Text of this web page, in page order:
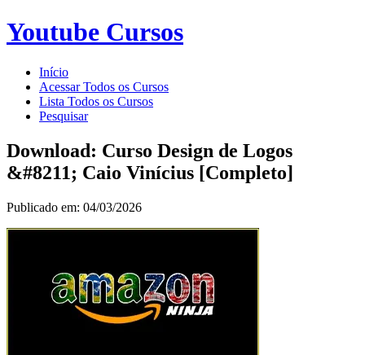
Youtube Cursos
Início
Acessar Todos os Cursos
Lista Todos os Cursos
Pesquisar
Download: Curso Design de Logos
&#8211; Caio Vinícius [Completo]
Publicado em: 04/03/2026